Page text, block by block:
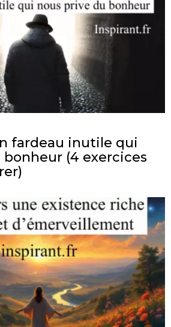
fardeau inutile qui
(4 exercices